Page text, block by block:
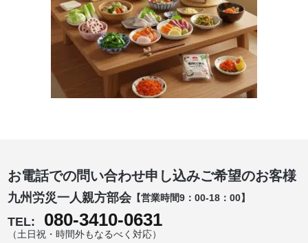
お電話での問い合わせ申し込みご希望のお客様
九州労災一人親方部会【営業時間9：00-18：00】
TEL: 080-3410-0631
（土日祝・時間外もなるべく対応）